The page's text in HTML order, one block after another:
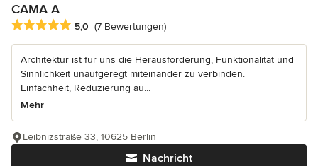
CAMA A
Durchschnittliche Bewertung: 5 von 5 Sternen
5,0 (7 Bewertungen)
Architektur ist für uns die Herausforderung, Funktionalität und
Sinnlichkeit unaufgeregt miteinander zu verbinden.
Einfachheit, Reduzierung au...
Mehr
Nachricht
Leibnizstraße 33, 10625 Berlin